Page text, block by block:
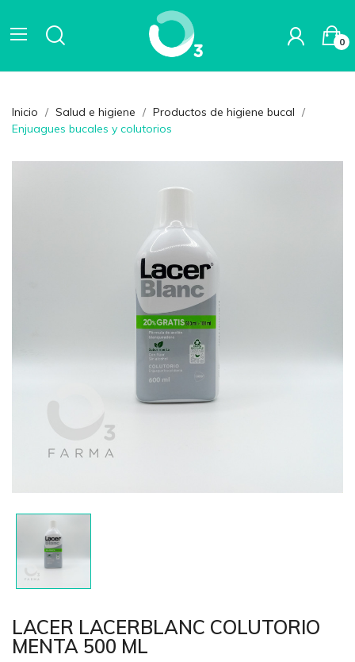
0
Inicio Salud e higiene
Productos de higiene bucal
Enjuagues bucales y colutorios
LACER LACERBLANC COLUTORIO
MENTA 500 ML